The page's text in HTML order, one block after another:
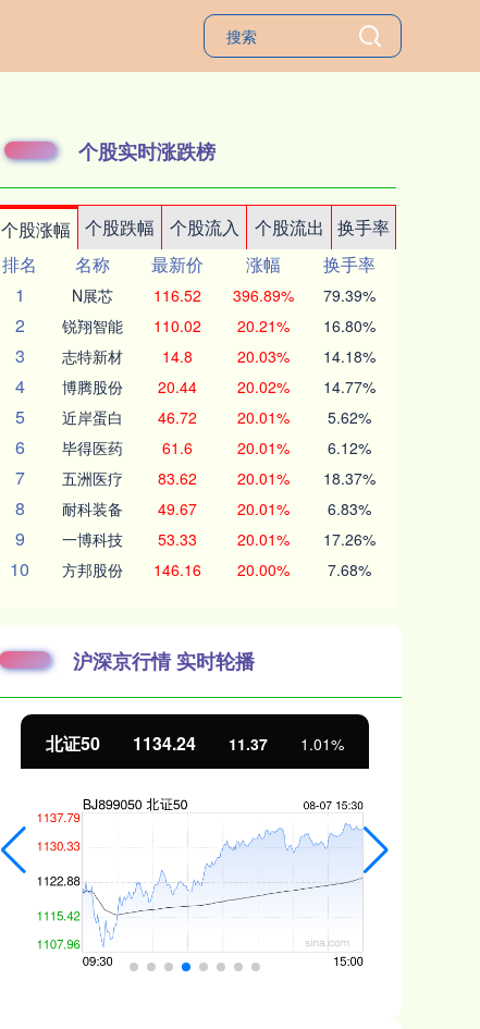
个股实时涨跌榜
个股涨幅 个股跌幅 个股流入 个股流出
换手率
排名
名称 最新价 涨幅
换手率
1
N展芯 116.52 396.89% 79.39%
2 锐翔智能 110.02 20.21% 16.80%
3 志特新材 14.8 20.03% 14.18%
4 博腾股份 20.44 20.02% 14.77%
5 近岸蛋白 46.72 20.01% 5.62%
6 毕得医药 61.6 20.01% 6.12%
7 五洲医疗 83.62 20.01% 18.37%
8 耐科装备 49.67 20.01% 6.83%
9 一博科技 53.33 20.01% 17.26%
10 方邦股份 146.16 20.00% 7.68%
沪深京行情 实时轮播
北证50 1134.24 11.37 1.01%